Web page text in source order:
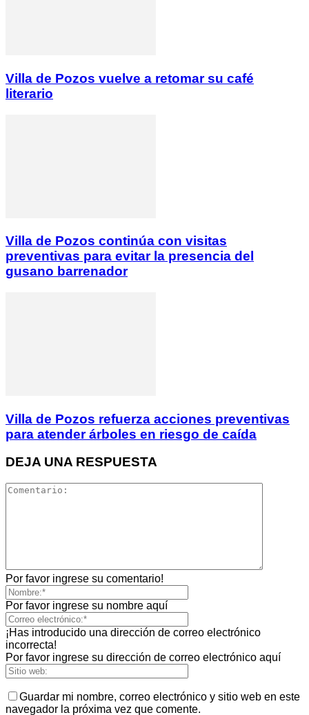
Villa de Pozos vuelve a retomar su café
literario
Villa de Pozos continúa con visitas
preventivas para evitar la presencia del
gusano barrenador
Villa de Pozos refuerza acciones preventivas
para atender árboles en riesgo de caída
DEJA UNA RESPUESTA
Por favor ingrese su comentario!
Por favor ingrese su nombre aquí
¡Has introducido una dirección de correo electrónico
incorrecta!
Por favor ingrese su dirección de correo electrónico aquí
Guardar mi nombre, correo electrónico y sitio web en este
navegador la próxima vez que comente.